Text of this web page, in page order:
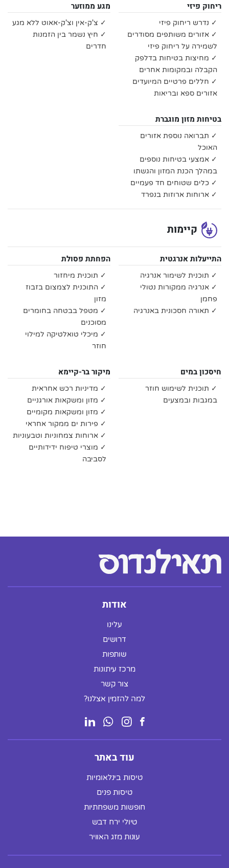
ריחוק פיזי
✓ נדרש ריחוק פיזי
✓ אזורים משותפים מסודרים
לשמירה על ריחוק פיזי
✓ מחיצות בטיחות בדלפק
הקבלה ובמקומות אחרים
✓ חללים פרטיים המיועדים
אזורים ספא ובריאות
מגע ממוזער
✓ צ'ק-אין וצ'ק-אאוט ללא מגע
✓ חיץ נשמר בין הזמנות
חדרים
בטיחות מזון מוגברת
✓ תברואה נוספת אזורים
האוכל
✓ אמצעי בטיחות נוספים
במהלך הכנת המזון והגשתו
✓ כלים שטוחים חד פעמיים
✓ ארוחות ארוזות בנפרד
קיימות
התייעלות אנרגטית
✓ תוכנית לשימור אנרגיה
✓ אנרגיה ממקורות נטולי
פחמן
✓ תאורה חסכונית באנרגיה
הפחתת פסולת
✓ תוכנית מיחזור
✓ התוכנית לצמצום בזבוז
מזון
✓ מטפל בבטחה בחומרים
מסוכנים
✓ מיכלי טואלטיקה למילוי
חוזר
חיסכון במים
✓ תוכנית לשימוש חוזר
במגבות ובמצעים
מיקור בר-קיימא
✓ מדיניות רכש אחראית
✓ מזון ומשקאות אורגניים
✓ מזון ומשקאות מקומיים
✓ פירות ים ממקור אחראי
✓ ארוחות צמחוניות וטבעוניות
✓ מוצרי טיפוח ידידותיים
לסביבה
אודות
עלינו
דרושים
שותפות
מרכז עיתונות
צור קשר
למה להזמין אצלנו?
עוד באתר
טיסות בינלאומיות
טיסות פנים
חופשות משפחתיות
טיולי ירח דבש
עונות מזג האוויר